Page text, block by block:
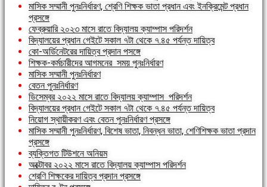
মাসিক সম্মানী পুনঃনির্ধারণ, শ্রেণি শিক্ষক ভাতা প্রধান এবং ইনক্রিমেন্ট প্রধান
প্রসঙ্গে
ফেব্রুয়ারি ২০২৩ মাসে রাতে বিদ্যালয় ক্যাম্পাস পরিদর্শন
বিদ্যালয়ের প্রধান গেইটে সকাল ৭টা থেকে ৭.৪৫ পর্যন্ত দায়িত্ব
কো-অর্ডিনেটরের দায়িত্ব প্রদান পসঙ্গে
শিক্ষক-কর্মচারীদের আগমনের সময় পুনঃনির্ধারণ
মাসিক সম্মানী পুনঃনির্ধারণ
বেতন পুনঃনির্ধারণ
ডিসেম্বর ২০২২ মাসে রাতে বিদ্যালয় ক্যাম্পাস পরিদর্শন
বিদ্যালয়ের প্রধান গেইটে সকাল ৭টা থেকে ৭.৪৫ পর্যন্ত দায়িত্ব
নিয়োগ স্থায়ীকরণ এবং বেতন পুনঃনির্ধারণ প্রসঙ্গে
মাসিক সম্মানী পুনঃনির্ধারণ, বিশেষ ভাতা, নিবন্ধন ভাতা, শেণিশিক্ষক ভাতা প্রদান
প্রসঙ্গে
ব্যক্তিগত টিউশনে অনিয়ম
অক্টোবর ২০২২ মাসে রাতে বিদ্যালয় ক্যাম্পাস পরিদর্শন
শ্রেণি শিক্ষকের দায়িত্ব প্রদান প্রসঙ্গে